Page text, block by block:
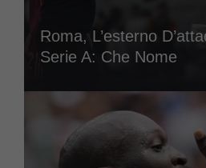
Roma, L’esterno
Serie A: Che Nome